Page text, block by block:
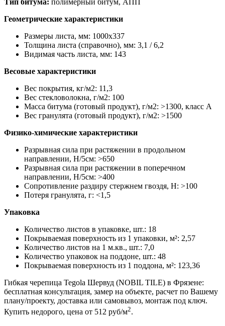
Тип битума: полимерный битум, АПП
Геометрические характеристики
Размеры листа, мм: 1000х337
Толщина листа (справочно), мм: 3,1 / 6,2
Видимая часть листа, мм: 143
Весовые характеристики
Вес покрытия, кг/м2: 11,3
Вес стекловолокна, г/м2: 100
Масса битума (готовый продукт), г/м2: >1300, класс А
Вес гранулята (готовый продукт), г/м2: >1500
Физико-химические характеристики
Разрывная сила при растяжении в продольном
направлении, H/5см: >650
Разрывная сила при растяжении в поперечном
направлении, H/5см: >400
Сопротивление раздиру стержнем гвоздя, H: >100
Потеря гранулята, г: <1,5
Упаковка
Количество листов в упаковке, шт.: 18
Покрываемая поверхность из 1 упаковки, м²: 2,57
Количество листов на 1 м.кв., шт.: 7,0
Количество упаковок на поддоне, шт.: 48
Покрываемая поверхность из 1 поддона, м²: 123,36
Гибкая черепица Tegola Шервуд (NOBIL TILE) в Фрязене:
бесплатная консультация, замер на объекте, расчет по Вашему
плану/проекту, доставка или самовывоз, монтаж под ключ.
Купить недорого, цена от 512 руб/м2.